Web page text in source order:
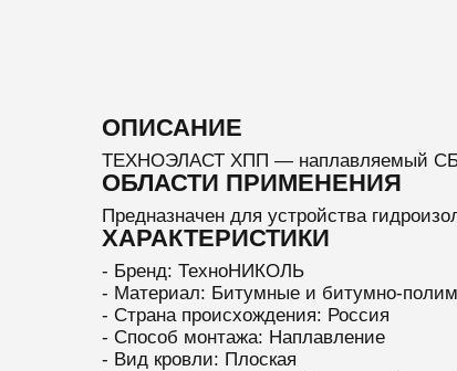
ОПИСАНИЕ
ТЕХНОЭЛАСТ ХПП — наплавляемый
ОБЛАСТИ ПРИМЕНЕНИЯ
Предназначен для устройства
ХАРАКТЕРИСТИКИ
- Бренд: ТехноНИКОЛЬ
- Материал: Битумные и битумно-
- Страна происхождения: Россия
- Способ монтажа: Наплавление
- Вид кровли: Плоская